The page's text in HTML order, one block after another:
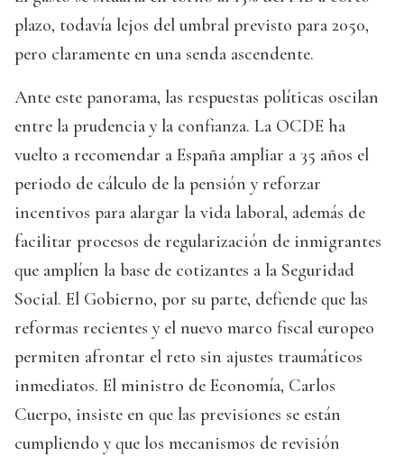
plazo, todavía lejos del umbral previsto para 2050,
pero claramente en una senda ascendente.
Ante este panorama, las respuestas políticas oscilan
entre la prudencia y la confianza. La OCDE ha
vuelto a recomendar a España ampliar a 35 años el
periodo de cálculo de la pensión y reforzar
incentivos para alargar la vida laboral, además de
facilitar procesos de regularización de inmigrantes
que amplíen la base de cotizantes a la Seguridad
Social. El Gobierno, por su parte, defiende que las
reformas recientes y el nuevo marco fiscal europeo
permiten afrontar el reto sin ajustes traumáticos
inmediatos. El ministro de Economía, Carlos
Cuerpo, insiste en que las previsiones se están
cumpliendo y que los mecanismos de revisión